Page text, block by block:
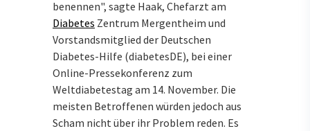
benennen", sagte Haak, Chefarzt am
Diabetes Zentrum Mergentheim und
Vorstandsmitglied der Deutschen
Diabetes-Hilfe (diabetesDE), bei einer
Online-Pressekonferenz zum
Weltdiabetestag am 14. November. Die
meisten Betroffenen würden jedoch aus
Scham nicht über ihr Problem reden. Es